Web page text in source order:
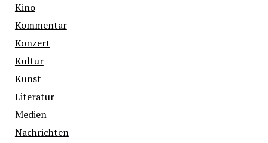
Kino
Kommentar
Konzert
Kultur
Kunst
Literatur
Medien
Nachrichten